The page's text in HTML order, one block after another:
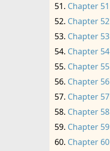
Chapter 51
Chapter 52
Chapter 53
Chapter 54
Chapter 55
Chapter 56
Chapter 57
Chapter 58
Chapter 59
Chapter 60